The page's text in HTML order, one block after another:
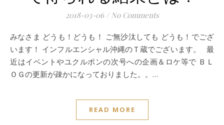
2018-03-06 / No Comments
みなさま どうも！どうも！ ご無沙汰しても どうも！でござ
います！ インフルエンシャル沖縄のＴ蔵でございます。 最
近はイベントやユクルポンの次号への企画＆ロケ等で ＢＬ
ＯＧの更新が疎かになっておりました。。…
READ MORE